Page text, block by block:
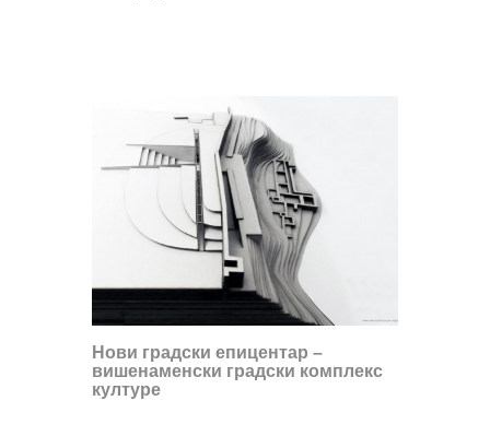
Нови градски епицентар –
вишенаменски градски комплекс
културе